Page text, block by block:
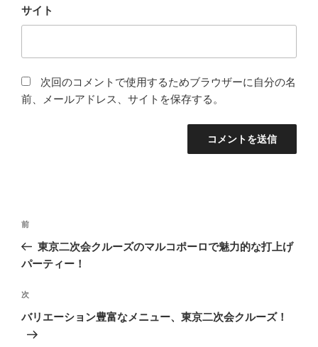
サイト
次回のコメントで使用するためブラウザーに自分の名
前、メールアドレス、サイトを保存する。
投
ナ
ゲ
ー
シ
前
の
投
前
東京二次会クルーズのマルコポーロで魅力的な打上げ
パーティー！
次
の
次
バリエーション豊富なメニュー、東京二次会クルーズ！